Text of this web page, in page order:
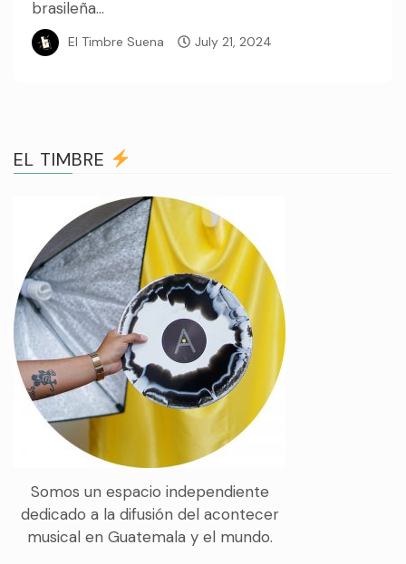
brasileña...
El Timbre Suena July 21, 2024
EL TIMBRE
Somos un espacio independiente
dedicado a la difusión del acontecer
musical en Guatemala y el mundo.